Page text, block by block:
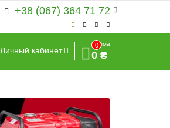
+38 (067) 364 71 72
Личный кабинет
0
Сумма
0 ₴